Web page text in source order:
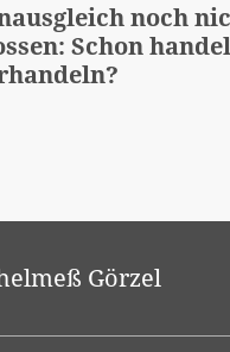
noch
Schon
Görzel